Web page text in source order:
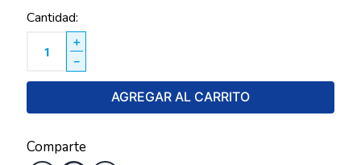
Cantidad
＋
－
AGREGAR AL CARRITO
Comparte